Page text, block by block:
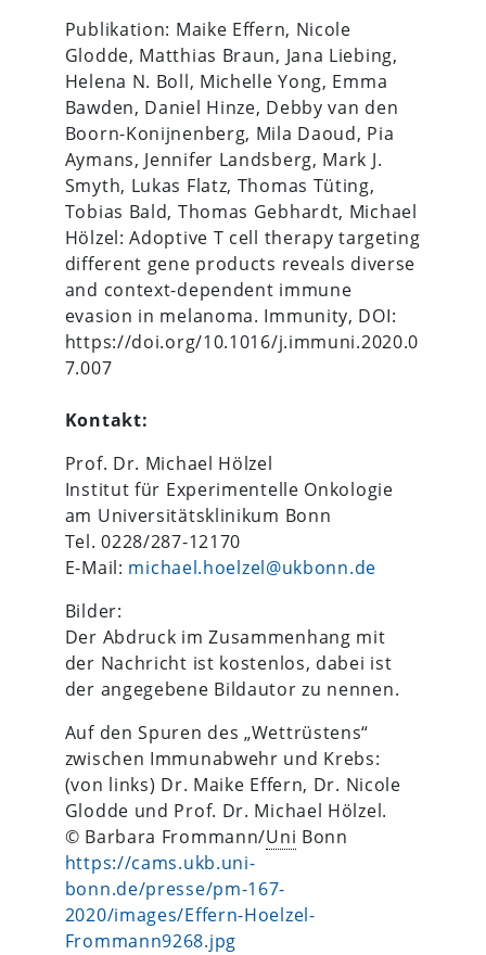
Publikation: Maike Effern, Nicole
Glodde, Matthias Braun, Jana Liebing,
Helena N. Boll, Michelle Yong, Emma
Bawden, Daniel Hinze, Debby van den
Boorn-Konijnenberg, Mila Daoud, Pia
Aymans, Jennifer Landsberg, Mark J.
Smyth, Lukas Flatz, Thomas Tüting,
Tobias Bald, Thomas Gebhardt, Michael
Hölzel: Adoptive T cell therapy targeting
different gene products reveals diverse
and context-dependent immune
evasion in melanoma. Immunity, DOI:
https://doi.org/10.1016/j.immuni.2020.0
7.007
Kontakt:
Prof. Dr. Michael Hölzel
Institut für Experimentelle Onkologie
am Universitätsklinikum Bonn
Tel. 0228/287-12170
E-Mail: michael.hoelzel@ukbonn.de
Bilder:
Der Abdruck im Zusammenhang mit
der Nachricht ist kostenlos, dabei ist
der angegebene Bildautor zu nennen.
Auf den Spuren des „Wettrüstens“
zwischen Immunabwehr und Krebs:
(von links) Dr. Maike Effern, Dr. Nicole
Glodde und Prof. Dr. Michael Hölzel.
© Barbara Frommann/Uni Bonn
https://cams.ukb.uni-
bonn.de/presse/pm-167-
2020/images/Effern-Hoelzel-
Frommann9268.jpg